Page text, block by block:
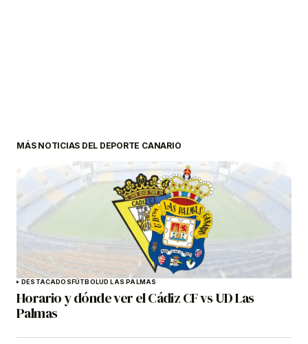
MÁS NOTICIAS DEL DEPORTE CANARIO
DESTACADOSFÚTBOLUD LAS PALMAS
Horario y dónde ver el Cádiz CF vs UD Las
Palmas